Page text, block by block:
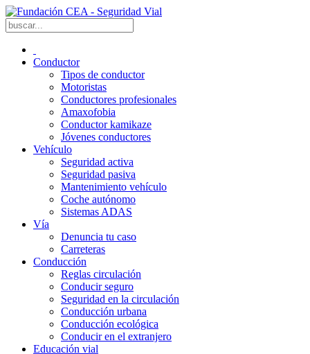
Conductor
Tipos de conductor
Motoristas
Conductores profesionales
Amaxofobia
Conductor kamikaze
Jóvenes conductores
Vehículo
Seguridad activa
Seguridad pasiva
Mantenimiento vehículo
Coche autónomo
Sistemas ADAS
Vía
Denuncia tu caso
Carreteras
Conducción
Reglas circulación
Conducir seguro
Seguridad en la circulación
Conducción urbana
Conducción ecológica
Conducir en el extranjero
Educación vial